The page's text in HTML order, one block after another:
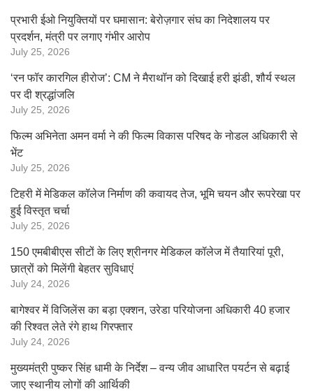
प्रभारी ईओ नियुक्तियों पर घमासान: बेरोज़गार संघ का निदेशालय पर
प्रदर्शन, मंत्री पर लगाए गंभीर आरोप
July 25, 2026
‘रन फॉर कारगिल हीरोज’: CM ने मैराथॉन को दिखाई हरी झंडी, शौर्य स्थल
पर दी श्रद्धांजलि
July 25, 2026
फिल्म अभिनेता अमन वर्मा ने की फिल्म विकास परिषद के नोडल अधिकारी से
भेंट
July 25, 2026
टिहरी में मेडिकल कॉलेज निर्माण की कवायद तेज, भूमि चयन और रूपरेखा पर
हुई विस्तृत चर्चा
July 25, 2026
150 एमबीबीएस सीटों के लिए श्रीनगर मेडिकल कॉलेज में तैयारियां पूरी,
छात्रों को मिलेंगी बेहतर सुविधाएं
July 24, 2026
बागेश्वर में विजिलेंस का बड़ा एक्शन, उरेडा परियोजना अधिकारी 40 हजार
की रिश्वत लेते रंगे हाथ गिरफ्तार
July 24, 2026
मुख्यमंत्री पुष्कर सिंह धामी के निर्देश – वन्य जीव आधारित पयर्टन से बढ़ाई
जाए स्थानीय लोगों की आर्थिकी